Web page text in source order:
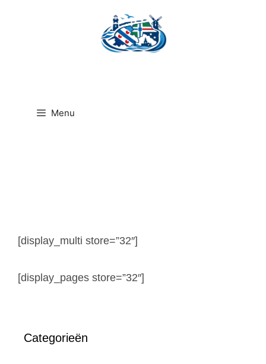
Menu
[display_multi store=”32″]
[display_pages store=”32″]
Categorieën